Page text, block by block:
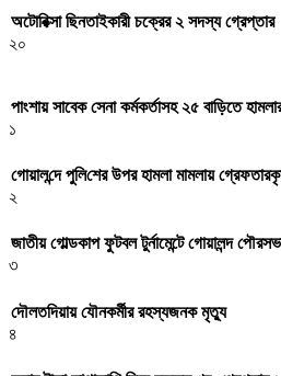
অটোরিক্সা ছিনতাইকারী চক্রের ২ সদস্য গ্রেপ্তার
২০
পাংশায় সাবেক সেনা কর্মকর্তাসহ ২৫ বাড়িতে
১
গোয়াল‌ন্দে পু‌লি‌শের উপর হামলা মামলায়
২
জাতীয় গোল্ডকাপ ফুটবল টুর্নামেন্টে গোয়ালন্দ
৩
দৌলতদিয়ায় যৌনকর্মীর রহস্যজনক মৃত্যু
৪